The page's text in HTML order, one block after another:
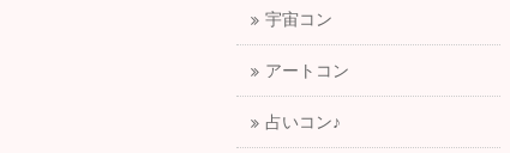
宇宙コン
アートコン
占いコン♪